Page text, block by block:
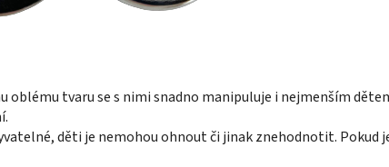
oblému tvaru se s nimi snadno manipuluje i nejmenším
děti je nemohou ohnout či jinak znehodnotit. Pokud